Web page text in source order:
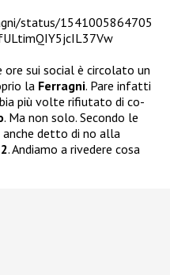
status/1541005864705
sui social è circolato un
la Ferragni. Pare infatti
più volte rifiutato di co-
. Ma non solo. Secondo le
anche detto di no alla
. Andiamo a rivedere cosa